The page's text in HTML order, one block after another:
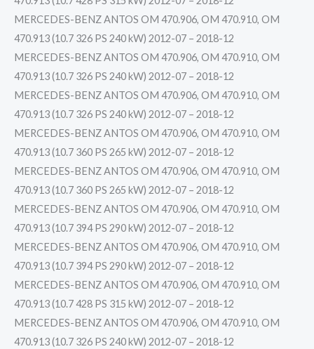
MERCEDES-BENZ ANTOS OM 470.906, OM 470.910, OM
470.913 (10.7 326 PS 240 kW) 2012-07 – 2018-12
MERCEDES-BENZ ANTOS OM 470.906, OM 470.910, OM
470.913 (10.7 326 PS 240 kW) 2012-07 – 2018-12
MERCEDES-BENZ ANTOS OM 470.906, OM 470.910, OM
470.913 (10.7 326 PS 240 kW) 2012-07 – 2018-12
MERCEDES-BENZ ANTOS OM 470.906, OM 470.910, OM
470.913 (10.7 360 PS 265 kW) 2012-07 – 2018-12
MERCEDES-BENZ ANTOS OM 470.906, OM 470.910, OM
470.913 (10.7 360 PS 265 kW) 2012-07 – 2018-12
MERCEDES-BENZ ANTOS OM 470.906, OM 470.910, OM
470.913 (10.7 394 PS 290 kW) 2012-07 – 2018-12
MERCEDES-BENZ ANTOS OM 470.906, OM 470.910, OM
470.913 (10.7 394 PS 290 kW) 2012-07 – 2018-12
MERCEDES-BENZ ANTOS OM 470.906, OM 470.910, OM
470.913 (10.7 428 PS 315 kW) 2012-07 – 2018-12
MERCEDES-BENZ ANTOS OM 470.906, OM 470.910, OM
470.913 (10.7 326 PS 240 kW) 2012-07 – 2018-12